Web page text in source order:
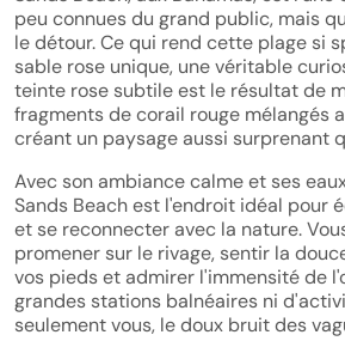
peu connues du grand public, mais
le détour. Ce qui rend cette plage si
sable rose unique, une véritable
teinte rose subtile est le résultat de
fragments de corail rouge mélangés
créant un paysage aussi surprenant
Avec son ambiance calme et ses
Sands Beach est l'endroit idéal pour
et se reconnecter avec la nature.
promener sur le rivage, sentir la
vos pieds et admirer l'immensité de
grandes stations balnéaires ni
seulement vous, le doux bruit des